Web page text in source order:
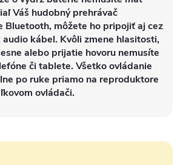
Váš hudobný prehrávač
Bluetooth, môžete ho pripojiť aj cez
kábel. Kvôli zmene hlasitosti,
alebo prijatie hovoru nemusíte
či tablete. Všetko ovládanie
po ruke priamo na reproduktore
ovládači.